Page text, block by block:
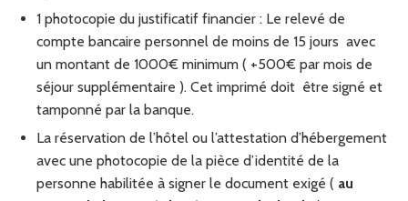
1 photocopie du justificatif financier : Le relevé de
compte bancaire personnel de moins de 15 jours avec
un montant de 1000€ minimum ( +500€ par mois de
séjour supplémentaire ). Cet imprimé doit être signé et
tamponné par la banque.
La réservation de l’hôtel ou l’attestation d’hébergement
avec une photocopie de la pièce d’identité de la
personne habilitée à signer le document exigé ( au